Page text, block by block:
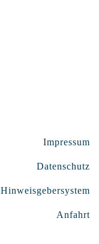
Impressum
Datenschutz
Hinweisgebersystem
Anfahrt